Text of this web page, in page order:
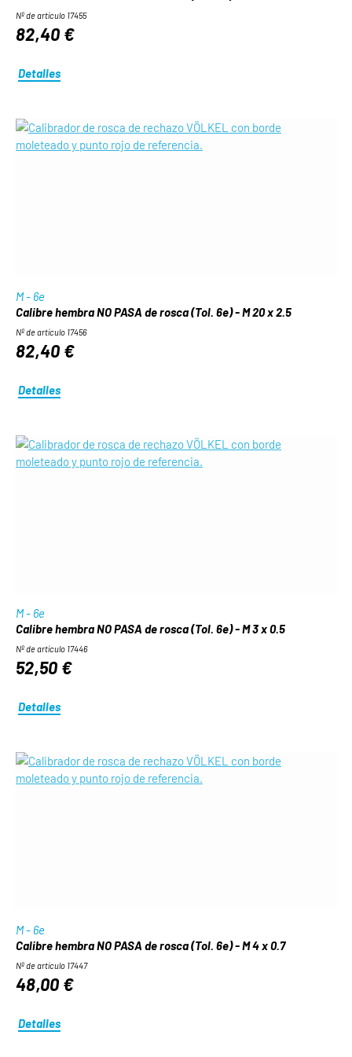
Nº de artículo 17455
82,40 €
Detalles
M - 6e
Calibre hembra NO PASA de rosca (Tol. 6e) - M 20 x 2.5
Nº de artículo 17456
82,40 €
Detalles
M - 6e
Calibre hembra NO PASA de rosca (Tol. 6e) - M 3 x 0.5
Nº de artículo 17446
52,50 €
Detalles
M - 6e
Calibre hembra NO PASA de rosca (Tol. 6e) - M 4 x 0.7
Nº de artículo 17447
48,00 €
Detalles